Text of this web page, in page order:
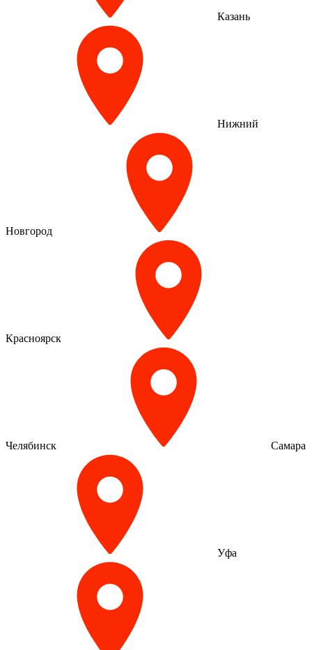
Казань
Нижний
Новгород
Красноярск
Челябинск Самара
Уфа